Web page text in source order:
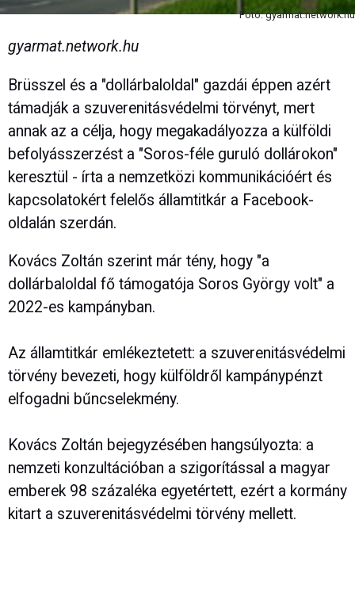
Fotó: gyarmat.network.hu
gyarmat.network.hu
Brüsszel és a "dollárbaloldal" gazdái éppen azért
támadják a szuverenitásvédelmi törvényt, mert
annak az a célja, hogy megakadályozza a külföldi
befolyásszerzést a "Soros-féle guruló dollárokon"
keresztül - írta a nemzetközi kommunikációért és
kapcsolatokért felelős államtitkár a Facebook-
oldalán szerdán.
Kovács Zoltán szerint már tény, hogy "a
dollárbaloldal fő támogatója Soros György volt" a
2022-es kampányban.
Az államtitkár emlékeztetett: a szuverenitásvédelmi
törvény bevezeti, hogy külföldről kampánypénzt
elfogadni bűncselekmény.
Kovács Zoltán bejegyzésében hangsúlyozta: a
nemzeti konzultációban a szigorítással a magyar
emberek 98 százaléka egyetértett, ezért a kormány
kitart a szuverenitásvédelmi törvény mellett.